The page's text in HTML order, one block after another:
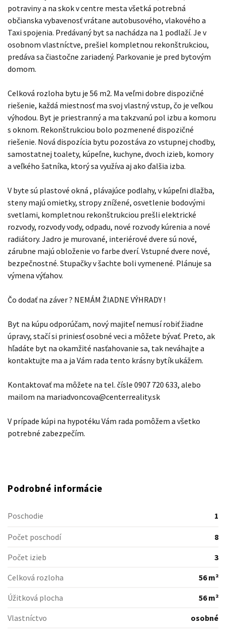
potraviny a na skok v centre mesta všetká potrebná
občianska vybavenosť vrátane autobusového, vlakového a
Taxi spojenia. Predávaný byt sa nachádza na 1 podlaží. Je v
osobnom vlastníctve, prešiel kompletnou rekonštrukciou,
predáva sa čiastočne zariadený. Parkovanie je pred bytovým
domom.
Celková rozloha bytu je 56 m2. Ma veľmi dobre dispozičné
riešenie, každá miestnosť ma svoj vlastný vstup, čo je veľkou
výhodou. Byt je priestranný a ma takzvanú pol izbu a komoru
s oknom. Rekonštrukciou bolo pozmenené dispozičné
riešenie. Nová dispozícia bytu pozostáva zo vstupnej chodby,
samostatnej toalety, kúpeľne, kuchyne, dvoch izieb, komory
a veľkého šatníka, ktorý sa využíva aj ako ďalšia izba.
V byte sú plastové okná , plávajúce podlahy, v kúpeľni dlažba,
steny majú omietky, stropy znížené, osvetlenie bodovými
svetlami, kompletnou rekonštrukciou prešli elektrické
rozvody, rozvody vody, odpadu, nové rozvody kúrenia a nové
radiátory. Jadro je murované, interiérové dvere sú nové,
zárubne majú obloženie vo farbe dverí. Vstupné dvere nové,
bezpečnostné. Stupačky v šachte boli vymenené. Plánuje sa
výmena výťahov.
Čo dodať na záver ? NEMÁM ŽIADNE VÝHRADY !
Byt na kúpu odporúčam, nový majiteľ nemusí robiť žiadne
úpravy, stačí si priniesť osobné veci a môžete bývať. Preto, ak
hľadáte byt na okamžité nasťahovanie sa, tak neváhajte a
kontaktujte ma a ja Vám rada tento krásny bytík ukážem.
Kontaktovať ma môžete na tel. čísle 0907 720 633, alebo
mailom na mariadvoncova@centerreality.sk
V prípade kúpi na hypotéku Vám rada pomôžem a všetko
potrebné zabezpečím.
Podrobné informácie
Poschodie 1
Počet poschodí
8
Počet izieb
3
Celková rozloha
56 m²
Úžitková plocha
56 m²
Vlastníctvo
osobné